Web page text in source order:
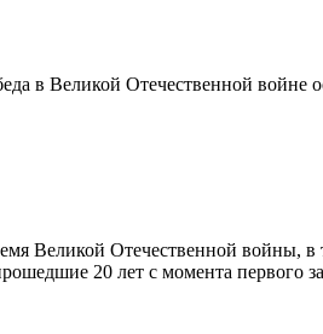
в Великой Отечественной войне
Великой Отечественной войны, в
20 лет с момента первого